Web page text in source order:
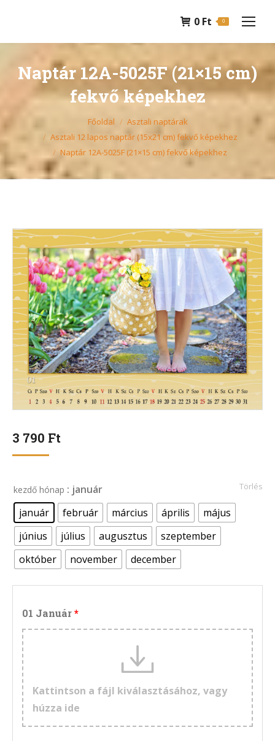
0 Ft 0
Naptár 12A-5025F (21×15 cm)
fekvő képekhez
You are here: Főoldal
Asztali naptárak
Asztali 12 lapos naptár (15x21 cm) fekvő képekhez
Naptár 12A-5025F (21×15 cm) fekvő képekhez
3 790 Ft
kezdő hónap : január
január
február március április
május
június
július augusztus
szeptember
október
november december
Törlés
01 Január
Kattintson a fájl kiválasztásához, vagy
húzza ide